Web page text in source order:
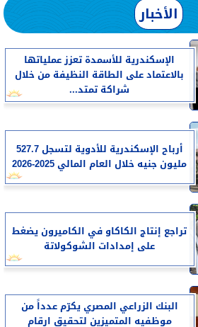
الأخبار
الإسكندرية للأسمدة تعزز عملياتها
بالاعتماد على الطاقة النظيفة من خلال
شراكة تمتد...
أرباح الإسكندرية للأدوية لتسجل 527.7
مليون جنيه خلال العام المالي 2025-2026
تراجع إنتاج الكاكاو في الكاميرون يضغط
على إمدادات الشوكولاتة
البنك الزراعي المصري يكرّم عدداً من
موظفيه المتميزين لتحقيق ارقام